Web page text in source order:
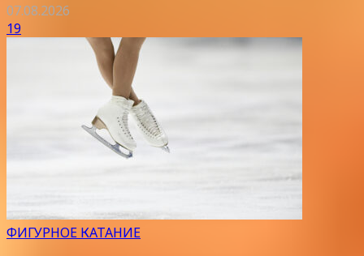
07.08.2026
19
ФИГУРНОЕ КАТАНИЕ